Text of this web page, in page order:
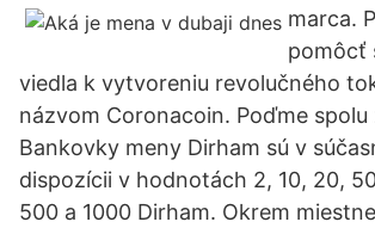
marca.
pomôcť
viedla k vytvoreniu revolučného
názvom Coronacoin. Poďme
Bankovky meny Dirham sú v
dispozícii v hodnotách 2, 10, 20,
500 a 1000 Dirham. Okrem